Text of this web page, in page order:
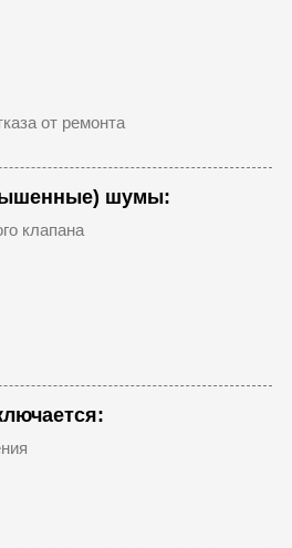
от ремонта
шумы:
клапана